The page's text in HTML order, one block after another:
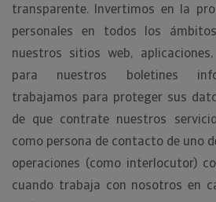
transparente. Invertimos en la
personales en todos los
nuestros sitios web,
para nuestros boletines
trabajamos para proteger sus
de que contrate nuestros
como persona de contacto de uno
operaciones (como interlocutor)
cuando trabaja con nosotros en